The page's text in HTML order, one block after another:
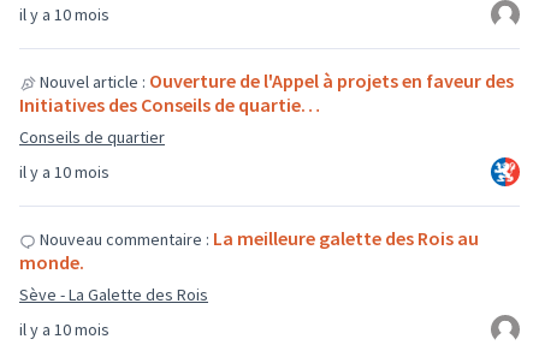
il y a 10 mois
il y a 10 mois
Nouvel article : Ouverture de l'Appel à projets en faveur des
Initiatives des Conseils de quartie…
Conseils de quartier
il y a 10 mois
Nouveau commentaire : La meilleure galette des Rois au
monde.
Sève - La Galette des Rois